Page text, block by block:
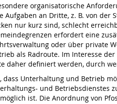
organisatorische
an Dritte, z. B. von
nur kurz sind, schlecht
erfordert eine
oder über private
als Radroute. Im Interesse
daher definiert werden, durch
Unterhaltung und Betrieb
und Betriebsdienstes
ist. Die Anordnung von